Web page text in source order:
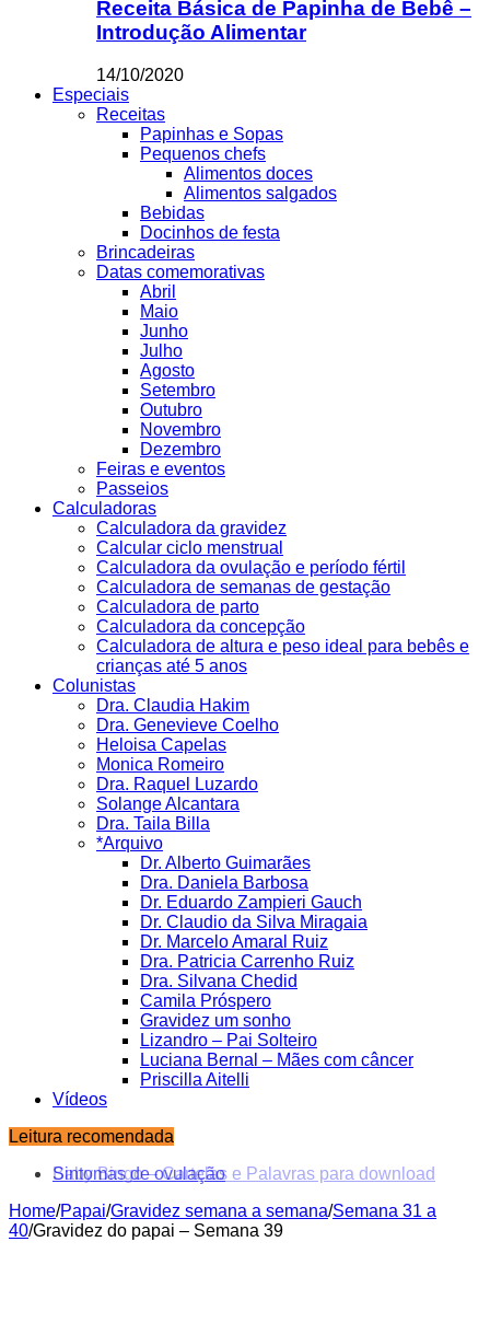
Receita Básica de Papinha de Bebê –
Introdução Alimentar
14/10/2020
Especiais
Receitas
Papinhas e Sopas
Pequenos chefs
Alimentos doces
Alimentos salgados
Bebidas
Docinhos de festa
Brincadeiras
Datas comemorativas
Abril
Maio
Junho
Julho
Agosto
Setembro
Outubro
Novembro
Dezembro
Feiras e eventos
Passeios
Calculadoras
Calculadora da gravidez
Calcular ciclo menstrual
Calculadora da ovulação e período fértil
Calculadora de semanas de gestação
Calculadora de parto
Calculadora da concepção
Calculadora de altura e peso ideal para bebês e
crianças até 5 anos
Colunistas
Dra. Claudia Hakim
Dra. Genevieve Coelho
Heloisa Capelas
Monica Romeiro
Dra. Raquel Luzardo
Solange Alcantara
Dra. Taila Billa
*Arquivo
Dr. Alberto Guimarães
Dra. Daniela Barbosa
Dr. Eduardo Zampieri Gauch
Dr. Claudio da Silva Miragaia
Dr. Marcelo Amaral Ruiz
Dra. Patricia Carrenho Ruiz
Dra. Silvana Chedid
Camila Próspero
Gravidez um sonho
Lizandro – Pai Solteiro
Luciana Bernal – Mães com câncer
Priscilla Aitelli
Vídeos
Leitura recomendada
Baby Bingo – Cartelas e Palavras para download
Home/Papai/Gravidez semana a semana/Semana 31 a
40/Gravidez do papai – Semana 39